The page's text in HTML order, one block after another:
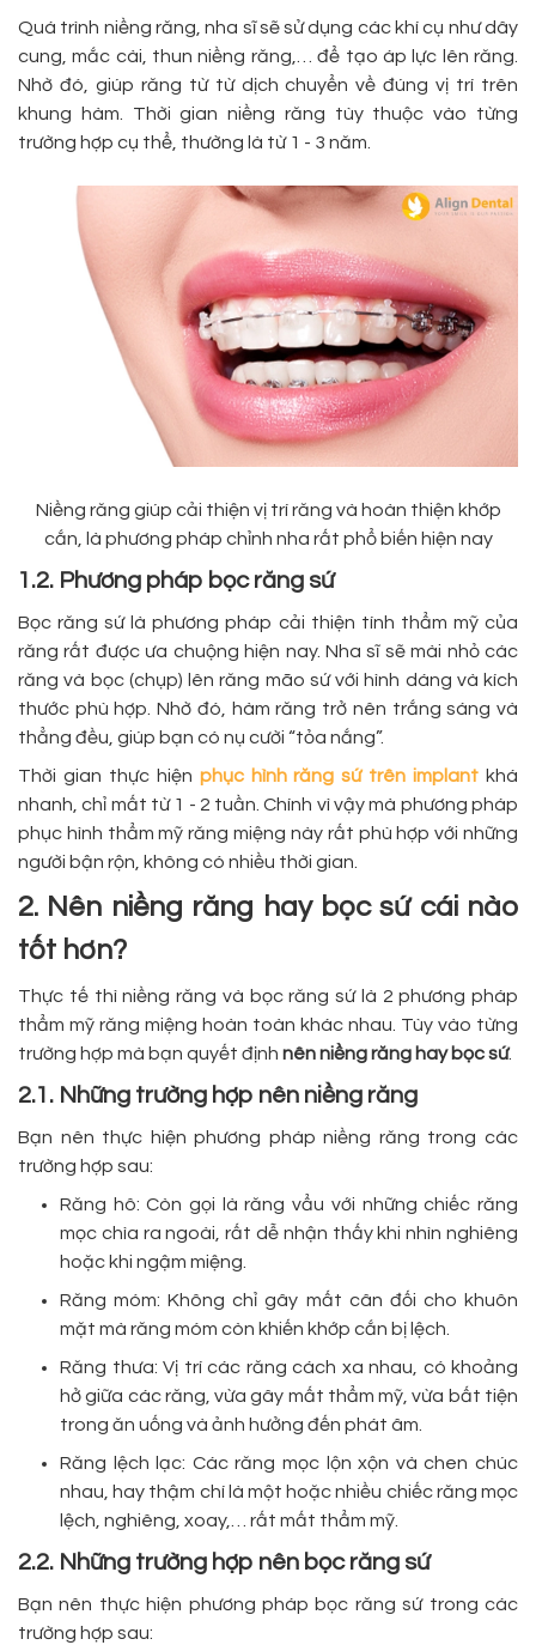
Quá trình niềng răng, nha sĩ sẽ sử dụng các khí cụ như dây
cung, mắc cài, thun niềng răng,… để tạo áp lực lên răng.
Nhờ đó, giúp răng từ từ dịch chuyển về đúng vị trí trên
khung hàm. Thời gian niềng răng tùy thuộc vào từng
trường hợp cụ thể, thường là từ 1 - 3 năm.
Niềng răng giúp cải thiện vị trí răng và hoàn thiện khớp
cắn, là phương pháp chỉnh nha rất phổ biến hiện nay
1.2. Phương pháp bọc răng sứ
Bọc răng sứ là phương pháp cải thiện tính thẩm mỹ của
răng rất được ưa chuộng hiện nay. Nha sĩ sẽ mài nhỏ các
răng và bọc (chụp) lên răng mão sứ với hình dáng và kích
thước phù hợp. Nhờ đó, hàm răng trở nên trắng sáng và
thẳng đều, giúp bạn có nụ cười “tỏa nắng”.
Thời gian thực hiện phục hình răng sứ trên implant khá
nhanh, chỉ mất từ 1 - 2 tuần. Chính vì vậy mà phương pháp
phục hình thẩm mỹ răng miệng này rất phù hợp với những
người bận rộn, không có nhiều thời gian.
2. Nên niềng răng hay bọc sứ cái nào
tốt hơn?
Thực tế thì niềng răng và bọc răng sứ là 2 phương pháp
thẩm mỹ răng miệng hoàn toàn khác nhau. Tùy vào từng
trường hợp mà bạn quyết định nên niềng răng hay bọc sứ.
2.1. Những trường hợp nên niềng răng
Bạn nên thực hiện phương pháp niềng răng trong các
trường hợp sau:
Răng hô: Còn gọi là răng vẩu với những chiếc răng
mọc chìa ra ngoài, rất dễ nhận thấy khi nhìn nghiêng
hoặc khi ngậm miệng.
Răng móm: Không chỉ gây mất cân đối cho khuôn
mặt mà răng móm còn khiến khớp cắn bị lệch.
Răng thưa: Vị trí các răng cách xa nhau, có khoảng
hở giữa các răng, vừa gây mất thẩm mỹ, vừa bất tiện
trong ăn uống và ảnh hưởng đến phát âm.
Răng lệch lạc: Các răng mọc lộn xộn và chen chúc
nhau, hay thậm chí là một hoặc nhiều chiếc răng mọc
lệch, nghiêng, xoay,… rất mất thẩm mỹ.
2.2. Những trường hợp nên bọc răng sứ
Bạn nên thực hiện phương pháp bọc răng sứ trong các
trường hợp sau: